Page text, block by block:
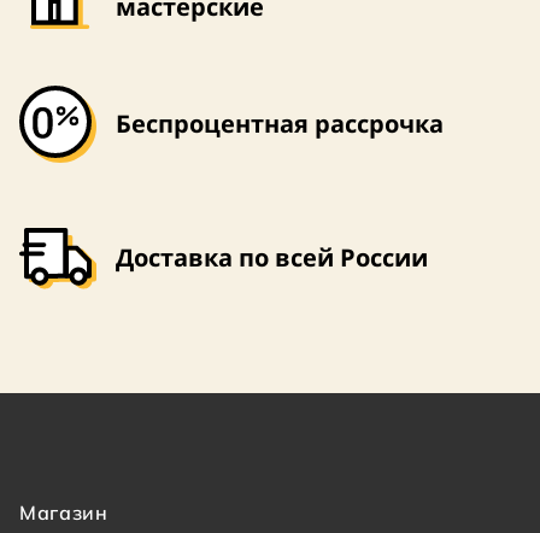
мастерские
Беспроцентная рассрочка
Доставка по всей России
Магазин